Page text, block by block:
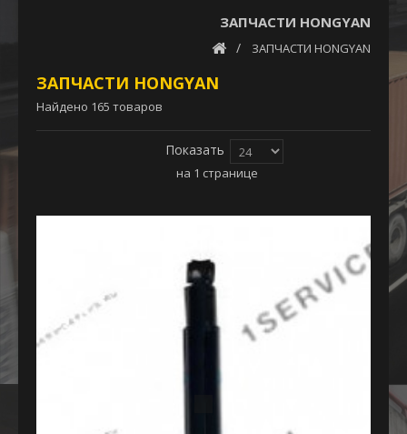
ЗАПЧАСТИ HONGYAN
ЗАПЧАСТИ HONGYAN
ЗАПЧАСТИ HONGYAN
Найдено 165 товаров
Показать
на 1 странице